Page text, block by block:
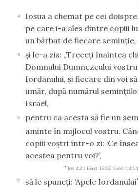
4
Iosua a chemat pe cei
pe care i-a ales dintre copiii
un bărbat de fiecare seminţie,
5
şi le-a zis: „Treceţi înaintea
Domnului Dumnezeului
Iordanului, şi fiecare din voi
umăr, după numărul
Israel,
6
pentru ca acesta să fie un
aminte în mijlocul vostru.
copiii voştri într-o zi: ‘Ce
acestea pentru voi?’,
* Ios 4:21 Exod 12:26 Exod 13:14
7 să le spuneţi: ‘Apele Iordanului